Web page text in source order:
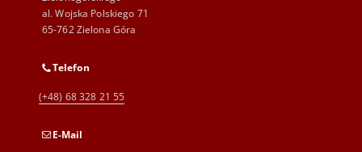
al. Wojska Polskiego 71
65-762 Zielona Góra
Telefon
(+48) 68 328 21 55
E-Mail